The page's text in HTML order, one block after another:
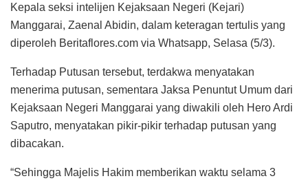
Kepala seksi intelijen Kejaksaan Negeri (Kejari)
Manggarai, Zaenal Abidin, dalam keteragan tertulis yang
diperoleh Beritaflores.com via Whatsapp, Selasa (5/3).
Terhadap Putusan tersebut, terdakwa menyatakan
menerima putusan, sementara Jaksa Penuntut Umum dari
Kejaksaan Negeri Manggarai yang diwakili oleh Hero Ardi
Saputro, menyatakan pikir-pikir terhadap putusan yang
dibacakan.
“Sehingga Majelis Hakim memberikan waktu selama 3